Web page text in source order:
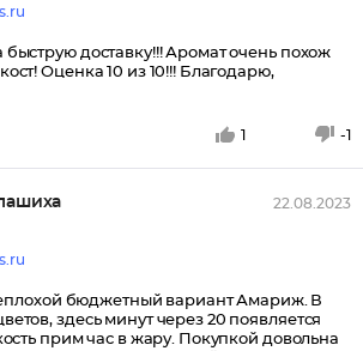
доставку!!! Аромат очень похож
Оценка 10 из 10!!! Благодарю,
1 -1
22.08.2023
бюджетный вариант Амариж. В
здесь минут через 20 появляется
прим час в жару. Покупкой довольна